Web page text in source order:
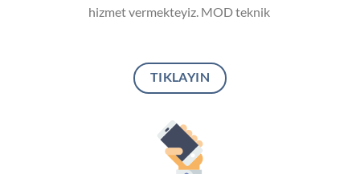
hizmet vermekteyiz. MOD teknik
TIKLAYIN